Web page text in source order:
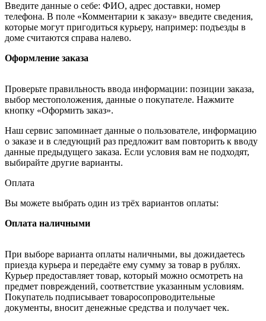
Введите данные о себе: ФИО, адрес доставки, номер
телефона. В поле «Комментарии к заказу» введите сведения,
которые могут пригодиться курьеру, например: подъезды в
доме считаются справа налево.
Оформление заказа
Проверьте правильность ввода информации: позиции заказа,
выбор местоположения, данные о покупателе. Нажмите
кнопку «Оформить заказ».
Наш сервис запоминает данные о пользователе, информацию
о заказе и в следующий раз предложит вам повторить к вводу
данные предыдущего заказа. Если условия вам не подходят,
выбирайте другие варианты.
Оплата
Вы можете выбрать один из трёх вариантов оплаты:
Оплата наличными
При выборе варианта оплаты наличными, вы дожидаетесь
приезда курьера и передаёте ему сумму за товар в рублях.
Курьер предоставляет товар, который можно осмотреть на
предмет повреждений, соответствие указанным условиям.
Покупатель подписывает товаросопроводительные
документы, вносит денежные средства и получает чек.